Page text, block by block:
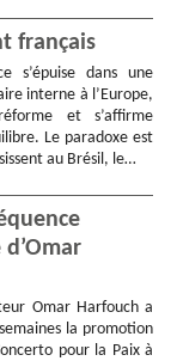
français
s’épuise dans une
interne à l’Europe,
et s’affirme
Le paradoxe est
au Brésil, le…
Omar Harfouch a
la promotion
pour la Paix à